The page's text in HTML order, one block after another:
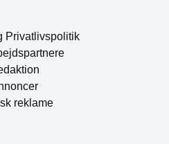
Privatlivspolitik
reklame